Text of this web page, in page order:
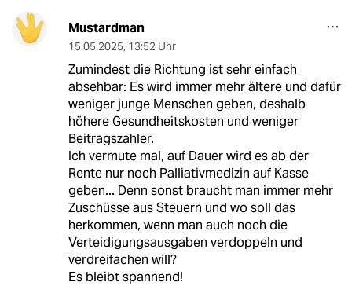
Mustardman
15.05.2025, 13:52 Uhr
Zumindest die Richtung ist sehr einfach
absehbar: Es wird immer mehr ältere und dafür
weniger junge Menschen geben, deshalb
höhere Gesundheitskosten und weniger
Beitragszahler.
Ich vermute mal, auf Dauer wird es ab der
Rente nur noch Palliativmedizin auf Kasse
geben... Denn sonst braucht man immer mehr
Zuschüsse aus Steuern und wo soll das
herkommen, wenn man auch noch die
Verteidigungsausgaben verdoppeln und
verdreifachen will?
Es bleibt spannend!